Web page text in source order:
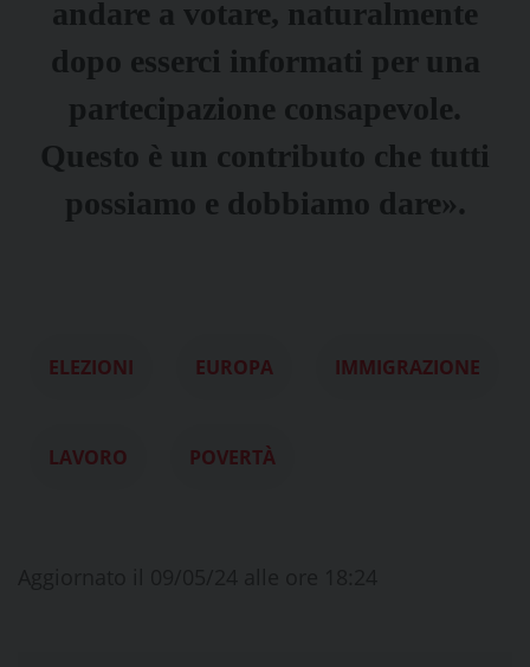
andare a votare, naturalmente
dopo esserci informati per una
partecipazione consapevole.
Questo è un contributo che tutti
possiamo e dobbiamo dare».
ELEZIONI EUROPA IMMIGRAZIONE
LAVORO POVERTÀ